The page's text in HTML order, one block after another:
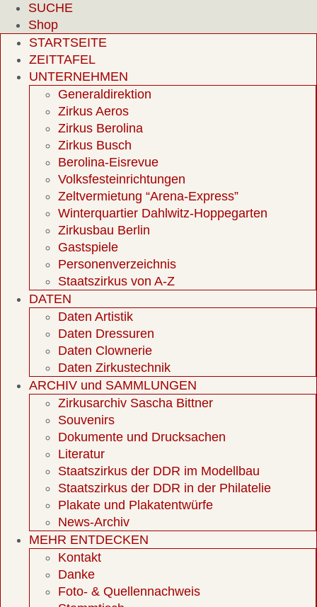
SUCHE
Shop
STARTSEITE
ZEITTAFEL
UNTERNEHMEN
Generaldirektion
Zirkus Aeros
Zirkus Berolina
Zirkus Busch
Berolina-Eisrevue
Volksfesteinrichtungen
Zeltvermietung “Arena-Express”
Winterquartier Dahlwitz-Hoppegarten
Zirkusbau Berlin
Gastspiele
Personenverzeichnis
Staatszirkus von A-Z
DATEN
Daten Artistik
Daten Dressuren
Daten Clownerie
Daten Zirkustechnik
ARCHIV und SAMMLUNGEN
Zirkusarchiv Sascha Bittner
Souvenirs
Dokumente und Drucksachen
Literatur
Staatszirkus der DDR im Modellbau
Staatszirkus der DDR in der Philatelie
Plakate und Plakatentwürfe
News-Archiv
MEHR ENTDECKEN
Kontakt
Danke
Foto- & Quellennachweis